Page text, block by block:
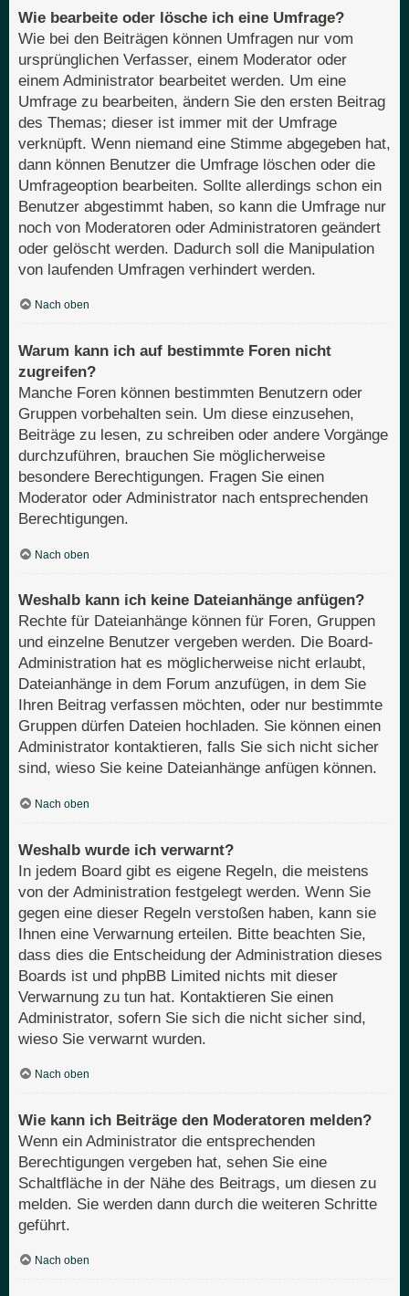
Wie bearbeite oder lösche ich eine Umfrage?
Wie bei den Beiträgen können Umfragen nur vom
ursprünglichen Verfasser, einem Moderator oder
einem Administrator bearbeitet werden. Um eine
Umfrage zu bearbeiten, ändern Sie den ersten Beitrag
des Themas; dieser ist immer mit der Umfrage
verknüpft. Wenn niemand eine Stimme abgegeben hat,
dann können Benutzer die Umfrage löschen oder die
Umfrageoption bearbeiten. Sollte allerdings schon ein
Benutzer abgestimmt haben, so kann die Umfrage nur
noch von Moderatoren oder Administratoren geändert
oder gelöscht werden. Dadurch soll die Manipulation
von laufenden Umfragen verhindert werden.
Nach oben
Warum kann ich auf bestimmte Foren nicht
zugreifen?
Manche Foren können bestimmten Benutzern oder
Gruppen vorbehalten sein. Um diese einzusehen,
Beiträge zu lesen, zu schreiben oder andere Vorgänge
durchzuführen, brauchen Sie möglicherweise
besondere Berechtigungen. Fragen Sie einen
Moderator oder Administrator nach entsprechenden
Berechtigungen.
Nach oben
Weshalb kann ich keine Dateianhänge anfügen?
Rechte für Dateianhänge können für Foren, Gruppen
und einzelne Benutzer vergeben werden. Die Board-
Administration hat es möglicherweise nicht erlaubt,
Dateianhänge in dem Forum anzufügen, in dem Sie
Ihren Beitrag verfassen möchten, oder nur bestimmte
Gruppen dürfen Dateien hochladen. Sie können einen
Administrator kontaktieren, falls Sie sich nicht sicher
sind, wieso Sie keine Dateianhänge anfügen können.
Nach oben
Weshalb wurde ich verwarnt?
In jedem Board gibt es eigene Regeln, die meistens
von der Administration festgelegt werden. Wenn Sie
gegen eine dieser Regeln verstoßen haben, kann sie
Ihnen eine Verwarnung erteilen. Bitte beachten Sie,
dass dies die Entscheidung der Administration dieses
Boards ist und phpBB Limited nichts mit dieser
Verwarnung zu tun hat. Kontaktieren Sie einen
Administrator, sofern Sie sich die nicht sicher sind,
wieso Sie verwarnt wurden.
Nach oben
Wie kann ich Beiträge den Moderatoren melden?
Wenn ein Administrator die entsprechenden
Berechtigungen vergeben hat, sehen Sie eine
Schaltfläche in der Nähe des Beitrags, um diesen zu
melden. Sie werden dann durch die weiteren Schritte
geführt.
Nach oben